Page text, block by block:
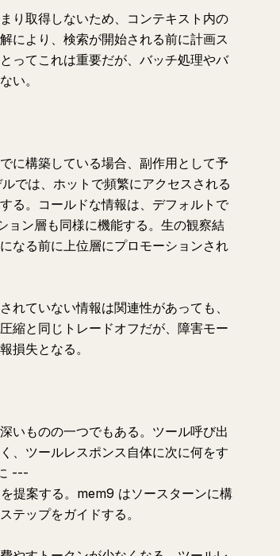
り取得しないため、コンテキスト内の
により、検索が開始される前に計画ス
ってこれは重要だが、バッチ処理やバ
い。
に構築している場合、副作用として予
では、ホットで頻繁にアクセスされる
る。コールドな情報は、デフォルトで
ョン層も同様に機能する。生の観察結
なる前に上位層にプロモーションされ
れていない情報は関連性があっても、
縮と同じトレードオフだが、障害モー
損失となる。
いものの一つでもある。ツール呼び出
、ツールレスポンス自体に次に何をす
---
提案する。mem9 はソースターンに構
テップをガイドする。